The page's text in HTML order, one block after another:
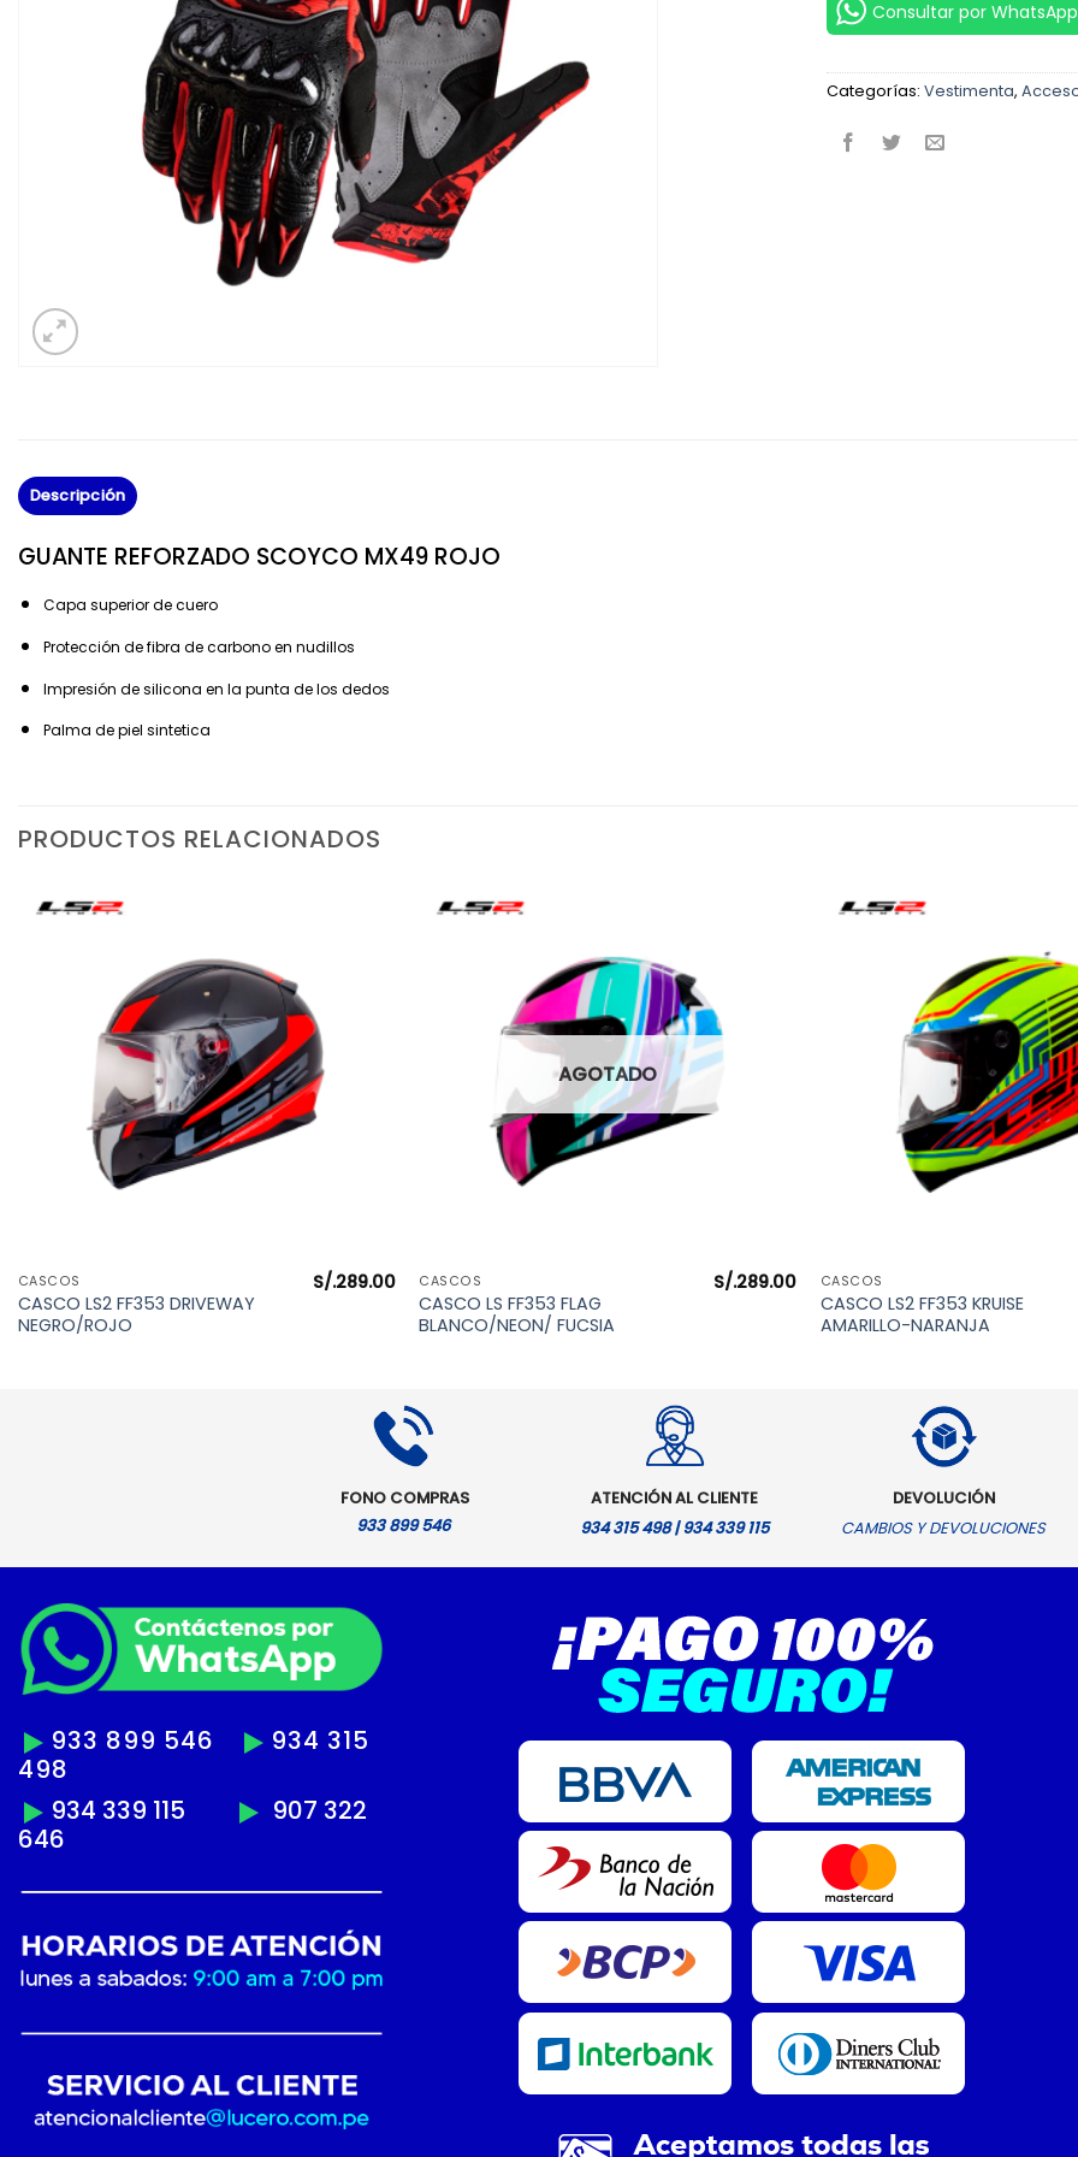
Consultar por WhatsApp
Categorías: Vestimenta,
Descripción
GUANTE REFORZADO SCOYCO MX49 ROJO
Capa superior de cuero
Protección de fibra de carbono en nudillos
Impresión de silicona en la punta de los dedos
Palma de piel sintetica
PRODUCTOS RELACIONADOS
CASCOS
CASCO LS2 FF353 DRIVEWAY
NEGRO/ROJO
S/.289.00
AGOTADO
CASCOS
CASCO LS FF353 FLAG
BLANCO/NEON/ FUCSIA
S/.289.00 CASCOS
CASCO LS2 FF353 KRUISE
AMARILLO-NARANJA
FONO COMPRAS
933 899 546
ATENCIÓN AL CLIENTE
934 315 498 | 934 339 115
DEVOLUCIÓN
CAMBIOS Y DEVOLUCIONES
933 899 546
934 315
498
934 339 115
907 322
646